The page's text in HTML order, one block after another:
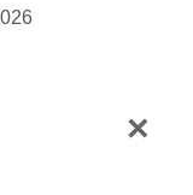
×